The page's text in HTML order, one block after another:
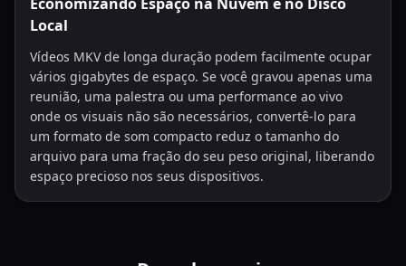
Local
Vídeos MKV de longa duração podem facilmente ocupar
vários gigabytes de espaço. Se você gravou apenas uma
reunião, uma palestra ou uma performance ao vivo
onde os visuais não são necessários, convertê-lo para
um formato de som compacto reduz o tamanho do
arquivo para uma fração do seu peso original, liberando
espaço precioso nos seus dispositivos.